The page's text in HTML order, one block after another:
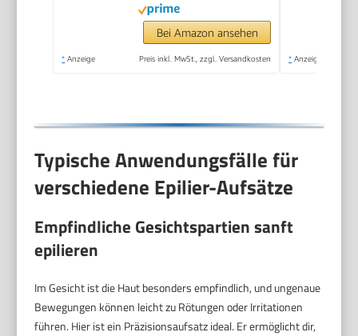
Betrieb, kabellos,
Haarentferner.
Bei Amazon ansehen
* Anzeige Preis inkl. MwSt., zzgl. Versandkosten * Anzeige
Typische Anwendungsfälle für
verschiedene Epilier-Aufsätze
Empfindliche Gesichtspartien sanft
epilieren
Im Gesicht ist die Haut besonders empfindlich, und ungenaue
Bewegungen können leicht zu Rötungen oder Irritationen
führen. Hier ist ein Präzisionsaufsatz ideal. Er ermöglicht dir,